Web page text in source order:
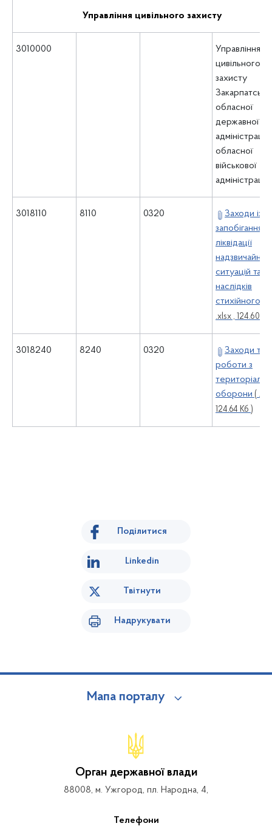
Управління цивільного захисту
3010000
Управління
цивільного
захисту
обласної
державної
адміністрації
обласної
військової
адміністрації
3018110 8110 0320
Заходи із
запобігання та
ліквідації
надзвичайних
ситуацій та
наслідків
стихійного
.xlsx , 124.60 Кб
3018240 8240 0320
Заходи та
роботи з
оборони (
124.64 Кб )
Поділитися
Linkedin
Твітнути
Надрукувати
Мапа порталу
Орган державної влади
88008, м. Ужгород, пл. Народна, 4,
Телефони